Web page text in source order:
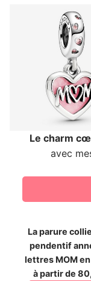
Le charm
avec
La parure
pendentif
lettres MOM
à partir de